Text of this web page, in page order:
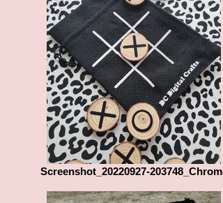
Screenshot_20220927-203748_Chrome